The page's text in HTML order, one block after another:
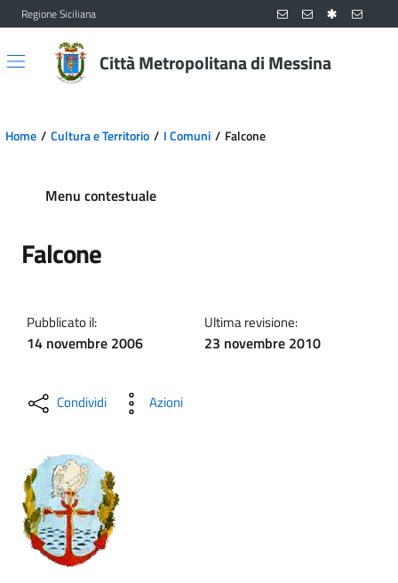
Vai al contenuto principale
Vai al menu principale
Regione Siciliana
Città Metropolitana di Messina
Home Cultura e Territorio I Comuni Falcone
Menu contestuale
Falcone
Pubblicato il:
14 novembre 2006
Ultima revisione:
23 novembre 2010
Condividi Azioni